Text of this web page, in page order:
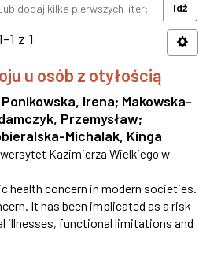
Idź
1 z 1
u osób z otyłością
Ponikowska, Irena; Makowska-
Przemysław;
Michalak, Kinga
Kazimierza Wielkiego w
health concern in modern societies.
It has been implicated as a risk
illnesses, functional limitations and